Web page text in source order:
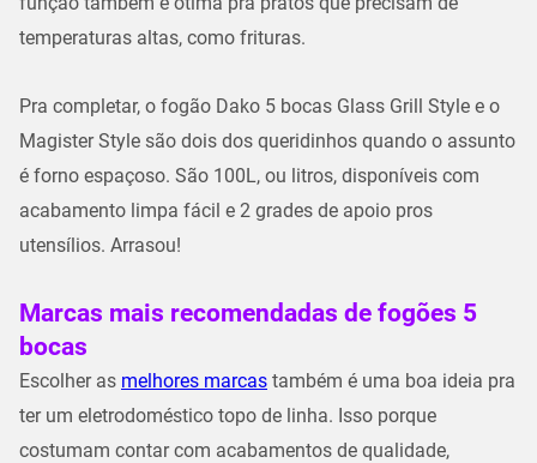
temperaturas altas, como frituras.
Pra completar, o fogão Dako 5 bocas Glass Grill Style e o
Magister Style são dois dos queridinhos quando o assunto
é forno espaçoso. São 100L, ou litros, disponíveis com
acabamento limpa fácil e 2 grades de apoio pros
utensílios. Arrasou!
Marcas mais recomendadas de fogões 5
bocas
Escolher as melhores marcas também é uma boa ideia pra
ter um eletrodoméstico topo de linha. Isso porque
costumam contar com acabamentos de qualidade,